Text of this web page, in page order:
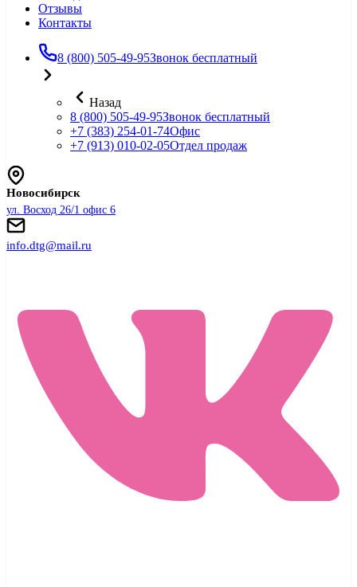
Отзывы
Контакты
8 (800) 505-49-95Звонок бесплатный
Назад
8 (800) 505-49-95Звонок бесплатный
+7 (383) 254-01-74Офис
+7 (913) 010-02-05Отдел продаж
Новосибирск
ул. Восход 26/1 офис 6
info.dtg@mail.ru